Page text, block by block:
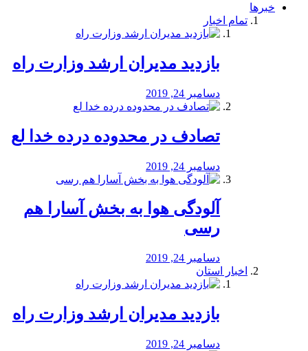
خبرها
تمام اخبار
بازدید مدیران ارشد وزارت راه
دسامبر 24, 2019
تصادف در محدوده درده خدا لع
دسامبر 24, 2019
آلودگی هوا به بخش آسارا هم
رسی
دسامبر 24, 2019
اخبار استان
بازدید مدیران ارشد وزارت راه
دسامبر 24, 2019